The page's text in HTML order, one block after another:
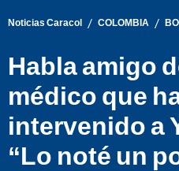
Noticias Caracol / COLOMBIA /
Habla amigo
médico que
intervenido a
“Lo noté un